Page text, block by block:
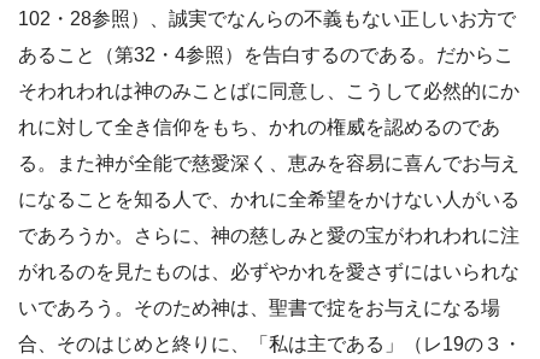
102・28参照）、誠実でなんらの不義もない正しいお方で
あること（第32・4参照）を告白するのである。だからこ
そわれわれは神のみことばに同意し、こうして必然的にか
れに対して全き信仰をもち、かれの権威を認めるのであ
る。また神が全能で慈愛深く、恵みを容易に喜んでお与え
になることを知る人で、かれに全希望をかけない人がいる
であろうか。さらに、神の慈しみと愛の宝がわれわれに注
がれるのを見たものは、必ずやかれを愛さずにはいられな
いであろう。そのため神は、聖書で掟をお与えになる場
合、そのはじめと終りに、「私は主である」（レ19の３・